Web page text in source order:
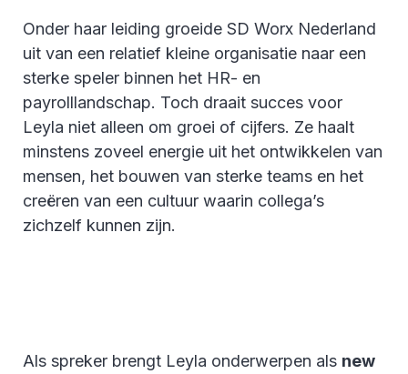
Onder haar leiding groeide SD Worx Nederland
uit van een relatief kleine organisatie naar een
sterke speler binnen het HR- en
payrolllandschap. Toch draait succes voor
Leyla niet alleen om groei of cijfers. Ze haalt
minstens zoveel energie uit het ontwikkelen van
mensen, het bouwen van sterke teams en het
creëren van een cultuur waarin collega’s
zichzelf kunnen zijn.
Als spreker brengt Leyla onderwerpen als new